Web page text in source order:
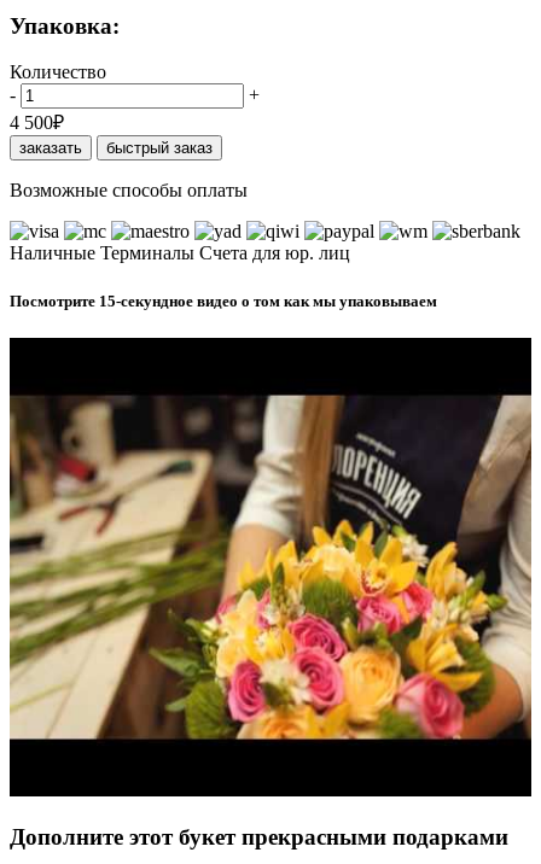
Упаковка:
Количество
-
+
4 500₽
заказать быстрый заказ
Возможные способы оплаты
Наличные Терминалы Счета для юр. лиц
Посмотрите 15-секундное видео о том как мы упаковываем
Дополните этот букет прекрасными подарками